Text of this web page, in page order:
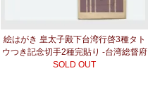
絵はがき 皇太子殿下台湾行啓3種タト
ウつき記念切手2種完貼り -台湾総督府
SOLD OUT